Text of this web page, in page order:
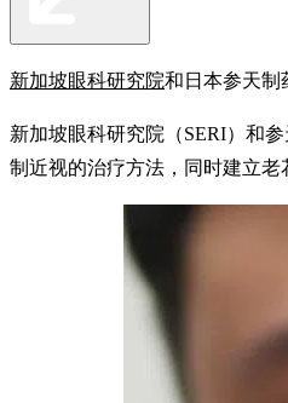
新加坡眼科研究院和日本参天制
新加坡眼科研究院（SERI）和
制近视的治疗方法，同时建立老